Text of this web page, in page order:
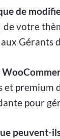
de
de votre
pour
peuvent-